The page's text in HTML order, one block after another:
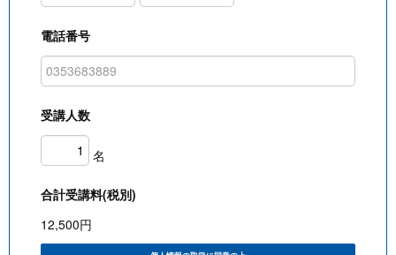
電話番号
受講人数
名
合計受講料(税別)
12,500円